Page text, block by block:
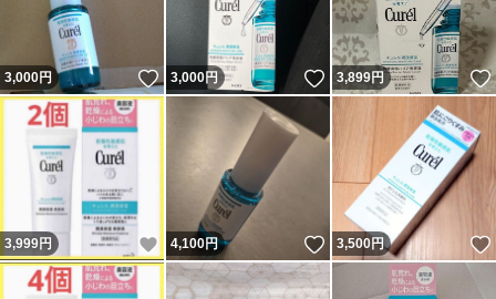
3,000円 いいね！
3,000円 いいね！
3,899円
3,999円 いいね！
4,100円 いいね！
3,500円